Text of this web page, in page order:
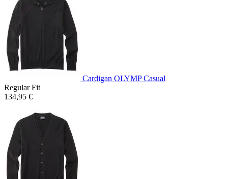
Cardigan OLYMP Casual
Regular Fit
134,95 €